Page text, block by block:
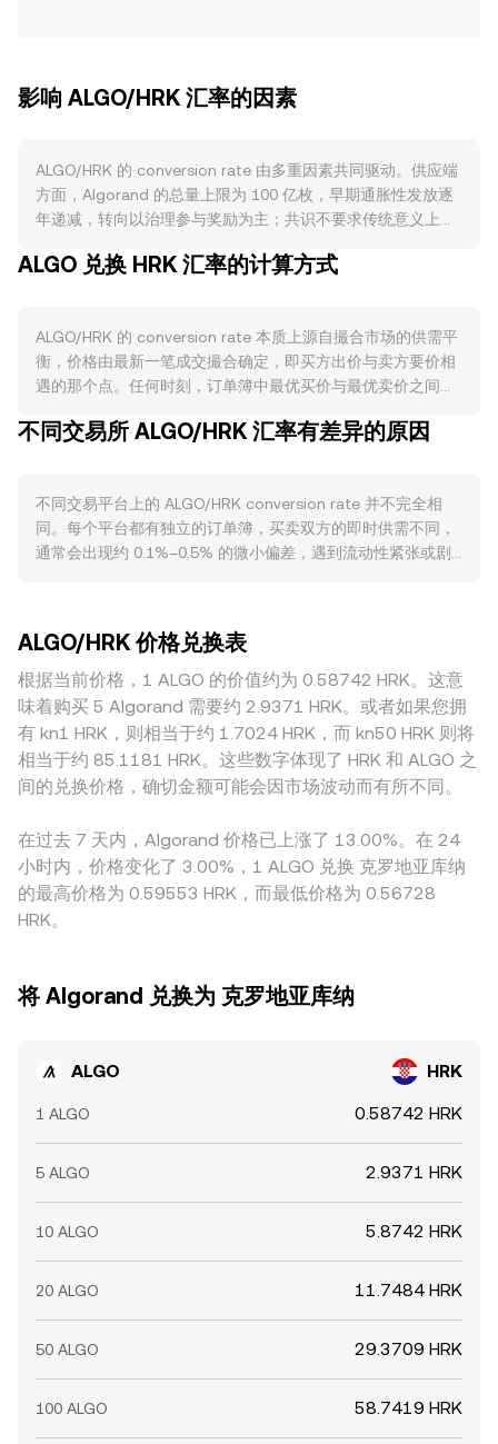
影响 ALGO/HRK 汇率的因素
ALGO/HRK 的 conversion rate 由多重因素共同驱动。供应端
方面，Algorand 的总量上限为 100 亿枚，早期通胀性发放逐
年递减，转向以治理参与奖励为主；共识不要求传统意义上的
减少流通盘。协议层面，交易手续费会被销毁，尽管规模较
跃度：包括 ASA 资产发行与结算、USDC/USDT 等稳定币在
链上的支付与清算、DeFi 协议（如 Tinyman、Pact）与NFT/
企业应用落地，这些场景增加对 ALGO 作为“gas”和抵押/结算
高度相关；而以 HRK 计价时，HRK 相对主要法币（如 EUR、
管对 ALGO 的定性讨论、交易平台合规进展，欧盟 MiCA 的实
施节奏，以及克罗地亚本地法币出入金渠道的政策变化，都会
影响 HRK 计价深度与可得性。技术层面，永续合约资金费率
加短期波动，从而共同塑造 ALGO/HRK 的 conversion rate。
ALGO 兑换 HRK 汇率的计算方式
ALGO/HRK 的 conversion rate 本质上源自撮合市场的供需平
衡，价格由最新一笔成交撮合确定，即买方出价与卖方要价相
遇的那个点。任何时刻，订单簿中最优买价与最优卖价之间形
时，数据聚合商常使用成交量加权平均价（VWAP）衡量整体
算，若实时 conversion rate 为 R，则 HRK 值 = ALGO 数量 ×
R，反之 ALGO 数量 = HRK 值 / R。在链上去中心化场景，如
果 ALGO 在 Algorand 生态的 DEX（如 Tinyman）上与稳定
瞬时价格近似为 y/x；池中大单交易会改变储备比例，从而影
响池内报价，并通过套利与中心化市场联动，最终反馈到以
HRK 表示的综合 conversion rate。
不同交易所 ALGO/HRK 汇率有差异的原因
不同交易平台上的 ALGO/HRK conversion rate 并不完全相
同。每个平台都有独立的订单簿，买卖双方的即时供需不同，
通常会出现约 0.1%–0.5% 的微小偏差，遇到流动性紧张或剧
ALGO 的上币、法币出入金支持、当地合规成本与银行渠道状
况，都会影响以 HRK 报价的可获得性与深度。在定价路径
上，许多场景下 ALGO 先以 USDT 定价，再换算为 HRK；若
USDT 相对法币存在轻微溢折价，或 HRK/USDT 的报价与流动
性存在差异，都会传导至最终的 ALGO/HRK 标价。套利会在
不同平台之间搬运价差，起到收敛作用，但受限于手续费、提
现与到账时间、合规限制和资金效率，价差不可能被完全消
动。
ALGO/HRK 价格兑换表
根据当前价格，1 ALGO 的价值约为 0.58742 HRK。这意
味着购买 5 Algorand 需要约 2.9371 HRK。或者如果您拥
有 kn1 HRK，则相当于约 1.7024 HRK，而 kn50 HRK 则将
相当于约 85.1181 HRK。这些数字体现了 HRK 和 ALGO 之
间的兑换价格，确切金额可能会因市场波动而有所不同。
在过去 7 天内，Algorand 价格已上涨了 13.00%。在 24
小时内，价格变化了 3.00%，1 ALGO 兑换 克罗地亚库纳
的最高价格为 0.59553 HRK，而最低价格为 0.56728
HRK。
将 Algorand 兑换为 克罗地亚库纳
ALGO HRK
1 ALGO 0.58742 HRK
5 ALGO 2.9371 HRK
10 ALGO 5.8742 HRK
20 ALGO 11.7484 HRK
50 ALGO 29.3709 HRK
100 ALGO 58.7419 HRK